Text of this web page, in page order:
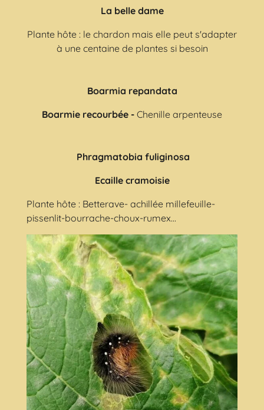
La belle dame
Plante hôte : le chardon mais elle peut s'adapter
à une centaine de plantes si besoin
Boarmia repandata
Boarmie recourbée - Chenille arpenteuse
Phragmatobia fuliginosa
Ecaille cramoisie
Plante hôte : Betterave- achillée millefeuille-
pissenlit-bourrache-choux-rumex...